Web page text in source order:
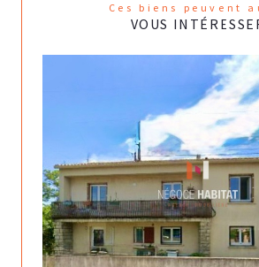
Ces biens peuvent
VOUS